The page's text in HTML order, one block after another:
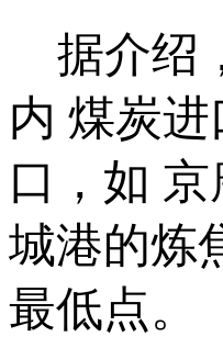
据介绍
内 煤炭
口，如
城港的炼
最低点。